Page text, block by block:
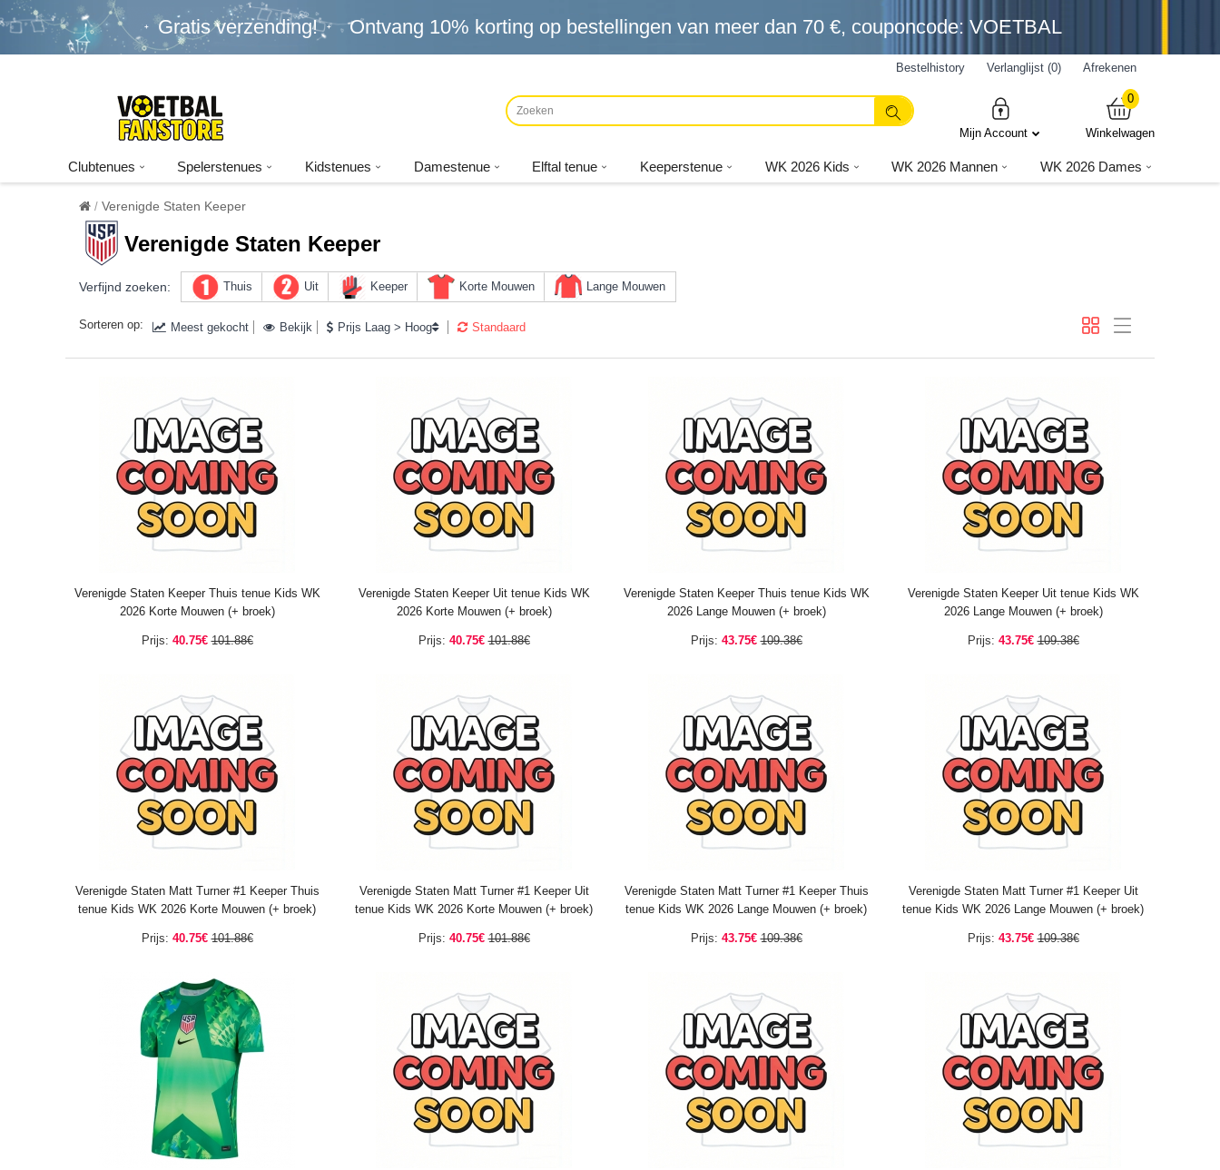
Gratis verzending! Ontvang 10% korting op bestellingen van meer dan 70 €, couponcode: VOETBAL
Bestelhistory Verlanglijst (0) Afrekenen
Mijn Account
0
Winkelwagen
Clubtenues Spelerstenues Kidstenues Damestenue Elftal tenue Keeperstenue WK 2026 Kids WK 2026 Mannen WK 2026 Dames
Verenigde Staten Keeper
Verenigde Staten Keeper
Verfijnd zoeken: Thuis Uit Keeper Korte Mouwen Lange Mouwen
Sorteren op: Meest gekocht Bekijk Prijs Laag > Hoog Standaard
Verenigde Staten Keeper Thuis tenue Kids WK
2026 Korte Mouwen (+ broek)
Prijs: 40.75€ 101.88€
Verenigde Staten Keeper Uit tenue Kids WK
2026 Korte Mouwen (+ broek)
Prijs: 40.75€ 101.88€
Verenigde Staten Keeper Thuis tenue Kids WK
2026 Lange Mouwen (+ broek)
Prijs: 43.75€ 109.38€
Verenigde Staten Keeper Uit tenue Kids WK
2026 Lange Mouwen (+ broek)
Prijs: 43.75€ 109.38€
Verenigde Staten Matt Turner #1 Keeper Thuis
tenue Kids WK 2026 Korte Mouwen (+ broek)
Prijs: 40.75€ 101.88€
Verenigde Staten Matt Turner #1 Keeper Uit
tenue Kids WK 2026 Korte Mouwen (+ broek)
Prijs: 40.75€ 101.88€
Verenigde Staten Matt Turner #1 Keeper Thuis
tenue Kids WK 2026 Lange Mouwen (+ broek)
Prijs: 43.75€ 109.38€
Verenigde Staten Matt Turner #1 Keeper Uit
tenue Kids WK 2026 Lange Mouwen (+ broek)
Prijs: 43.75€ 109.38€